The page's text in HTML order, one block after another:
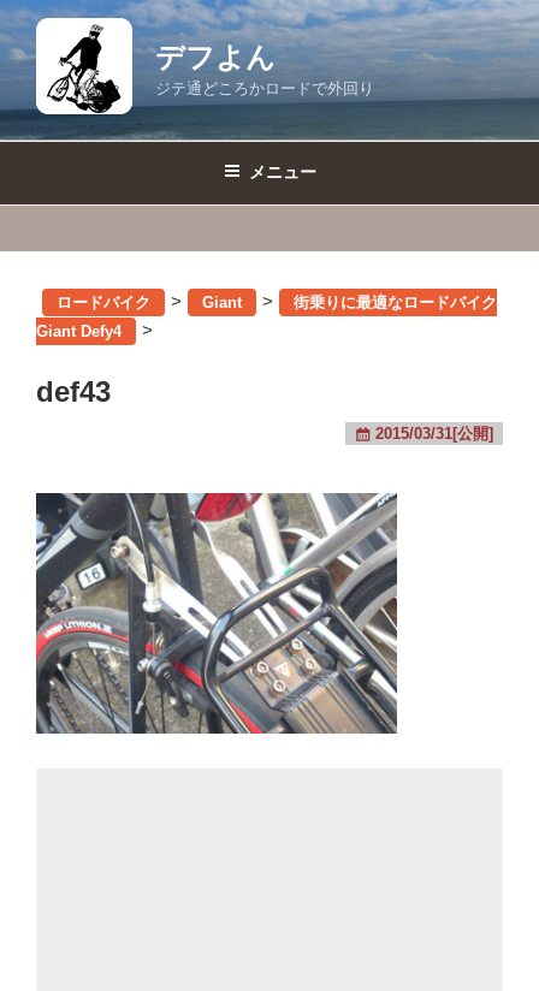
コ
ン
デフよん
ジテ通どころかロードで外回り
メニュー
ロードバイク > Giant >
街乗りに最適なロードバイク
Giant Defy4
>
def43
2015/03/31[公開]